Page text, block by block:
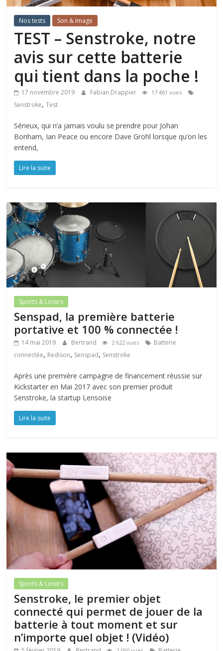
Nos tests Son & Image
TEST – Senstroke, notre
avis sur cette batterie
qui tient dans la poche !
17 novembre 2019 Fabian Drappier 17 461 vues
Senstroke,Test
Sérieux, qui n’a jamais voulu se prendre pour Johan
Bonham, Ian Peace ou encore Dave Grohl lorsque qu’on les
entend,
Lire la suite
Sports & Loisirs
Senspad, la première batterie
portative et 100 % connectée !
14 mai 2019 Bertrand 2 622 vues
Batterie
connectée, Redison, Senspad, Senstroke
Après une première campagne de financement réussie sur
Kickstarter en Mai 2017 avec son premier produit
Senstroke, la startup Lensoise
Lire la suite
Sports & Loisirs
Senstroke, le premier objet
connecté qui permet de jouer de la
batterie à tout moment et sur
n’importe quel objet ! (Vidéo)